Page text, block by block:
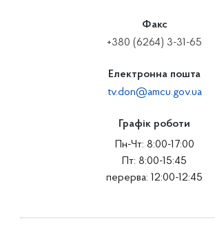
Факс
+380 (6264) 3-31-65
Електронна пошта
tv.don@amcu.gov.ua
Графік роботи
Пн-Чт: 8:00-17:00
Пт: 8:00-15:45
перерва: 12:00-12:45